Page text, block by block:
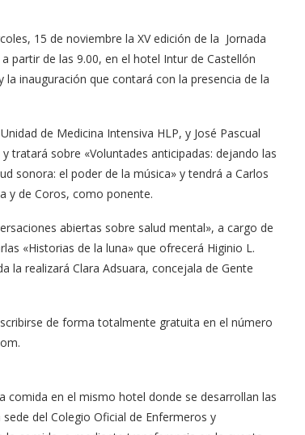
15 de noviembre la XV edición de la Jornada
partir de las 9.00, en el hotel Intur de Castellón
inauguración que contará con la presencia de la
de Medicina Intensiva HLP, y José Pascual
tratará sobre «Voluntades anticipadas: dejando las
sonora: el poder de la música» y tendrá a Carlos
y de Coros, como ponente.
abiertas sobre salud mental», a cargo de
«Historias de la luna» que ofrecerá Higinio L.
la realizará Clara Adsuara, concejala de Gente
de forma totalmente gratuita en el número
.
en el mismo hotel donde se desarrollan las
del Colegio Oficial de Enfermeros y